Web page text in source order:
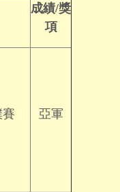
成績/獎
項
賽 亞軍